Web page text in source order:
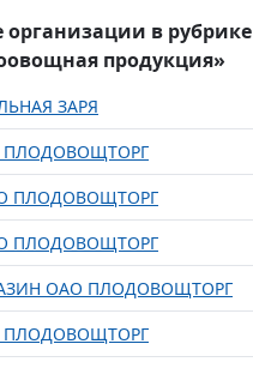
организации в рубрике
продукция»
ЗАРЯ
ПЛОДОВОЩТОРГ
ПЛОДОВОЩТОРГ
ПЛОДОВОЩТОРГ
ОАО ПЛОДОВОЩТОРГ
ПЛОДОВОЩТОРГ